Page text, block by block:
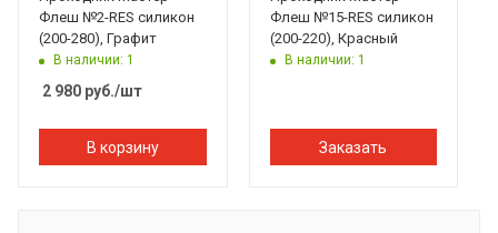
Флеш №2-RES силикон
(200-280), Графит
В наличии: 1
2 980 руб./шт
В корзину
Флеш №15-RES силикон
(200-220), Красный
В наличии: 1
Заказать